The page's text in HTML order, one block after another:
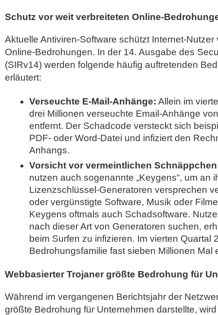
Schutz vor weit verbreiteten Online-
Aktuelle Antiviren-Software schützt Internet-Nutzer
Online-Bedrohungen. In der 14. Ausgabe des
(SIRv14) werden folgende häufig auftretenden
erläutert:
Verseuchte E-Mail-Anhänge: Allein im
drei Millionen verseuchte Email-Anhänge
entfernt. Der Schadcode versteckt sich
PDF- oder Word-Datei und infiziert den
Anhangs.
Vorsicht vor vermeintlichen
nutzen auch sogenannte „Keygens“, um an
Lizenzschlüssel-Generatoren versprechen
oder vergünstigte Software, Musik oder
Keygens oftmals auch Schadsoftware.
nach dieser Art von Generatoren suchen,
beim Surfen zu infizieren. Im vierten Quartal
Bedrohungsfamilie fast sieben Millionen Mal
Webbasierter Trojaner größte Bedrohung für
Während im vergangenen Berichtsjahr der
größte Bedrohung für Unternehmen darstellte,